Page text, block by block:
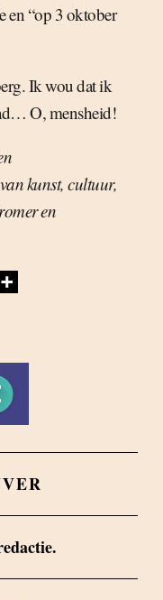
en “op 3 oktober
Ik wou dat ik
O, mensheid!
kunst, cultuur,
en